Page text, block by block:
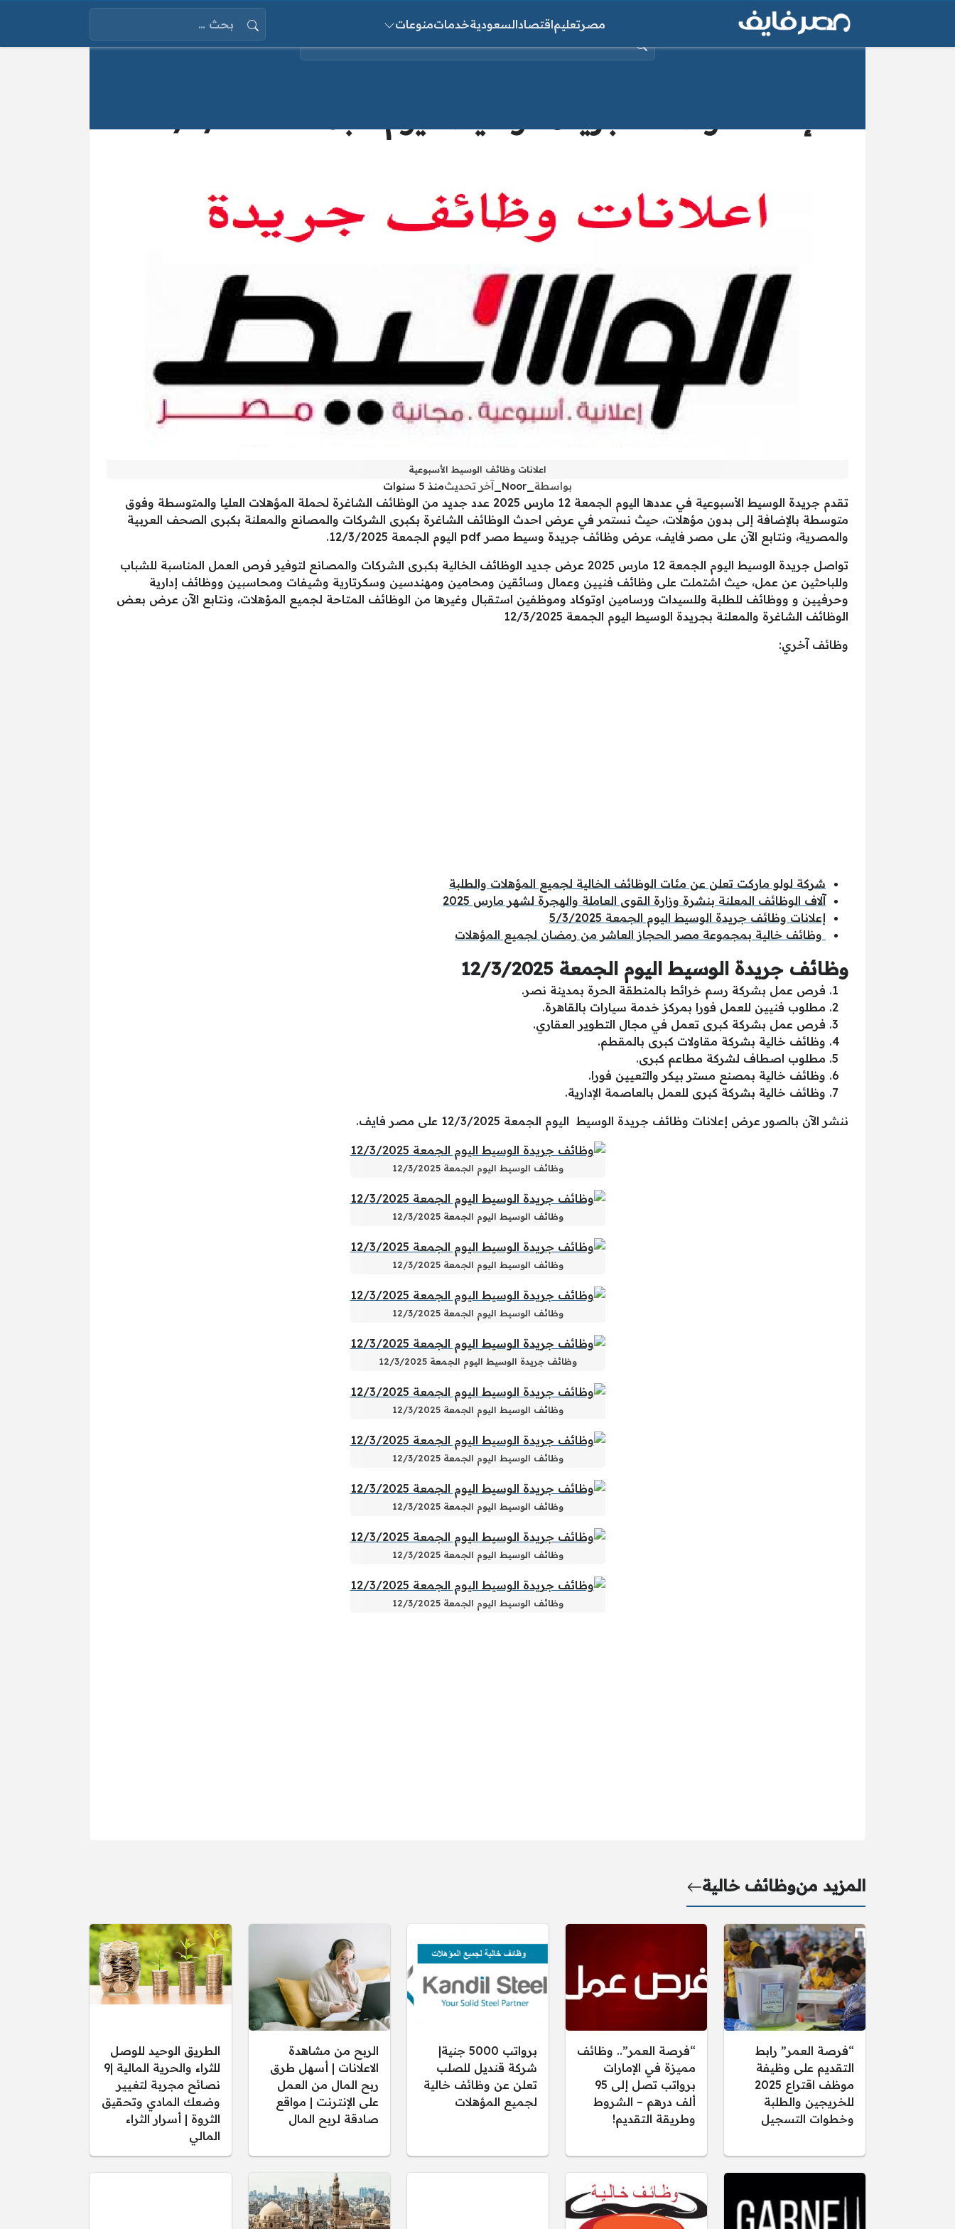
مصرتعليماقتصادالسعوديةخدماتمنوعات
البحث عن:
اعلانات وظائف الوسيط الأسبوعية
بواسطة آخر تحديثمنذ 5 سنوات
تقدم جريدة الوسيط الأسبوعية في عددها اليوم الجمعة 12 مارس 2025 عدد جديد من الوظائف الشاغرة لحملة المؤهلات العليا والمتوسطة وفوق
متوسطة بالإضافة إلى بدون مؤهلات، حيث نستمر في عرض احدث الوظائف الشاغرة بكبرى الشركات والمصانع والمعلنة بكبرى الصحف العربية
والمصرية، ونتابع الآن على مصر فايف، عرض وظائف جريدة وسيط مصر pdf اليوم الجمعة 12/3/2025.
تواصل جريدة الوسيط اليوم الجمعة 12 مارس 2025 عرض جديد الوظائف الخالية بكبرى الشركات والمصانع لتوفير فرص العمل المناسبة للشباب
وللباحثين عن عمل، حيث اشتملت على وظائف فنيين وعمال وسائقين ومحامين ومهندسين وسكرتارية وشيفات ومحاسبين ووظائف إدارية
وحرفيين و ووظائف للطلبة وللسيدات ورسامين اوتوكاد وموظفين استقبال وغيرها من الوظائف المتاحة لجميع المؤهلات، ونتابع الآن عرض بعض
الوظائف الشاغرة والمعلنة بجريدة الوسيط اليوم الجمعة 12/3/2025
وظائف آخري:
شركة لولو ماركت تعلن عن مئات الوظائف الخالية لجميع المؤهلات والطلبة
آلاف الوظائف المعلنة بنشرة وزارة القوى العاملة والهجرة لشهر مارس 2025
إعلانات وظائف جريدة الوسيط اليوم الجمعة 5/3/2025
وظائف خالية بمجموعة مصر الحجاز العاشر من رمضان لجميع المؤهلات
وظائف جريدة الوسيط اليوم الجمعة 12/3/2025
فرص عمل بشركة رسم خرائط بالمنطقة الحرة بمدينة نصر.
مطلوب فنيين للعمل فورا بمركز خدمة سيارات بالقاهرة.
فرص عمل بشركة كبرى تعمل في مجال التطوير العقاري.
وظائف خالية بشركة مقاولات كبرى بالمقطم.
مطلوب اصطاف لشركة مطاعم كبرى.
وظائف خالية بمصنع مستر بيكر والتعيين فورا.
وظائف خالية بشركة كبرى للعمل بالعاصمة الإدارية.
ننشر الآن بالصور عرض إعلانات وظائف جريدة الوسيط اليوم الجمعة 12/3/2025 على مصر فايف.
وظائف الوسيط اليوم الجمعة 12/3/2025
وظائف الوسيط اليوم الجمعة 12/3/2025
وظائف الوسيط اليوم الجمعة 12/3/2025
وظائف الوسيط اليوم الجمعة 12/3/2025
وظائف جريدة الوسيط اليوم الجمعة 12/3/2025
وظائف الوسيط اليوم الجمعة 12/3/2025
وظائف الوسيط اليوم الجمعة 12/3/2025
وظائف الوسيط اليوم الجمعة 12/3/2025
وظائف الوسيط اليوم الجمعة 12/3/2025
وظائف الوسيط اليوم الجمعة 12/3/2025
المزيد منوظائف خالية
“فرصة العمر” رابط
التقديم على وظيفة
موظف اقتراع 2025
للخريجين والطلبة
وخطوات التسجيل
“فرصة العمر”.. وظائف
مميزة في الإمارات
برواتب تصل إلى 95
ألف درهم – الشروط
وطريقة التقديم!
برواتب 5000 جنية|
شركة قنديل للصلب
تعلن عن وظائف خالية
لجميع المؤهلات
الربح من مشاهدة
الاعلانات | أسهل طرق
ربح المال من العمل
على الإنترنت | مواقع
صادقة لربح المال
الطريق الوحيد للوصل
للثراء والحرية المالية |9
نصائح مجربة لتغيير
وضعك المادي وتحقيق
الثروة | أسرار الثراء
المالي